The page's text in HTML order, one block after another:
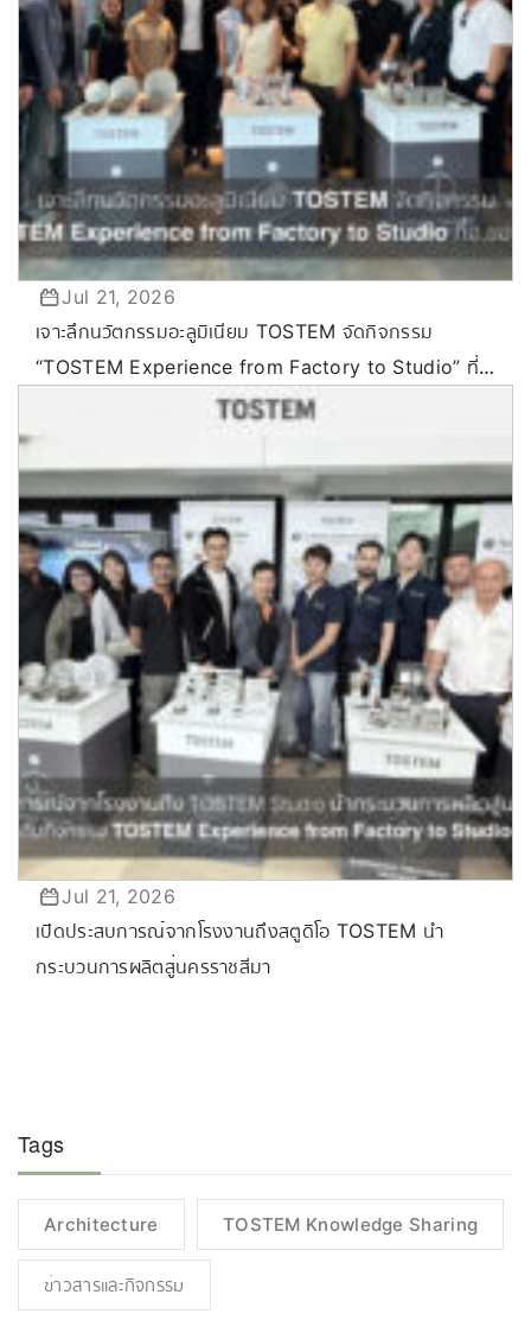
Jul 21, 2026
เจาะลึกนวัตกรรมอะลูมิเนียม TOSTEM จัดกิจกรรม
“TOSTEM Experience from Factory to Studio” ที่
Jul 21, 2026
เปิดประสบการณ์จากโรงงานถึงสตูดิโอ TOSTEM นำ
กระบวนการผลิตสู่นครราชสีมา
Tags
Architecture TOSTEM Knowledge Sharing
ข่าวสารและกิจกรรม